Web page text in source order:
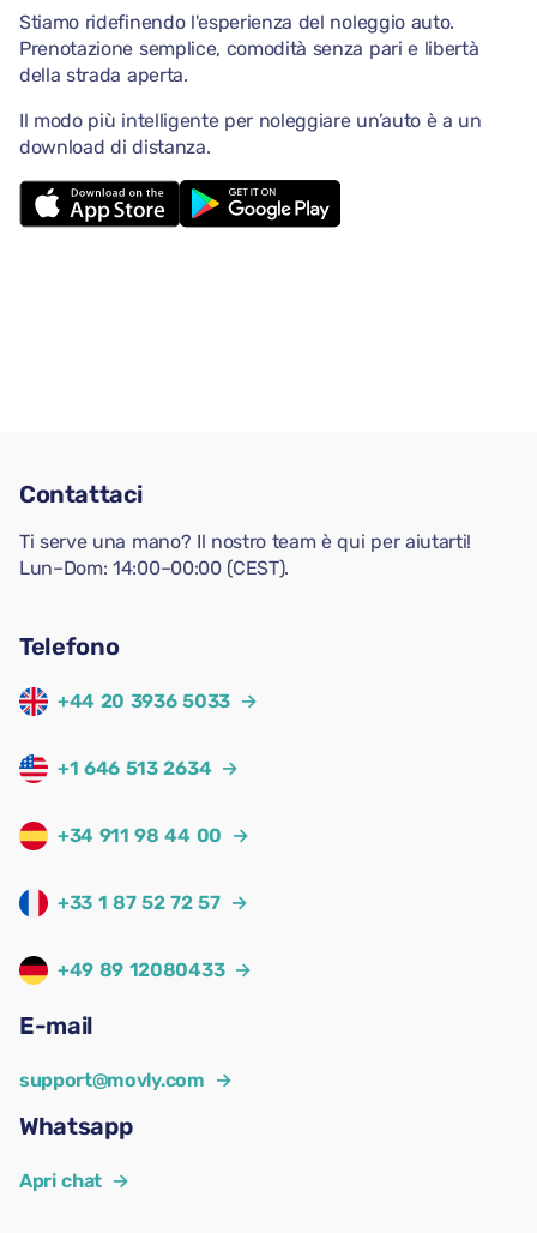
Stiamo ridefinendo l'esperienza del noleggio auto.
Prenotazione semplice, comodità senza pari e libertà
della strada aperta.
Il modo più intelligente per noleggiare un’auto è a un
download di distanza.
Contattaci
Ti serve una mano? Il nostro team è qui per aiutarti!
Lun–Dom: 14:00–00:00 (CEST).
Telefono
+44 20 3936 5033 →
+1 646 513 2634 →
+34 911 98 44 00 →
+33 1 87 52 72 57 →
+49 89 12080433 →
E-mail
support@movly.com →
Whatsapp
Apri chat →